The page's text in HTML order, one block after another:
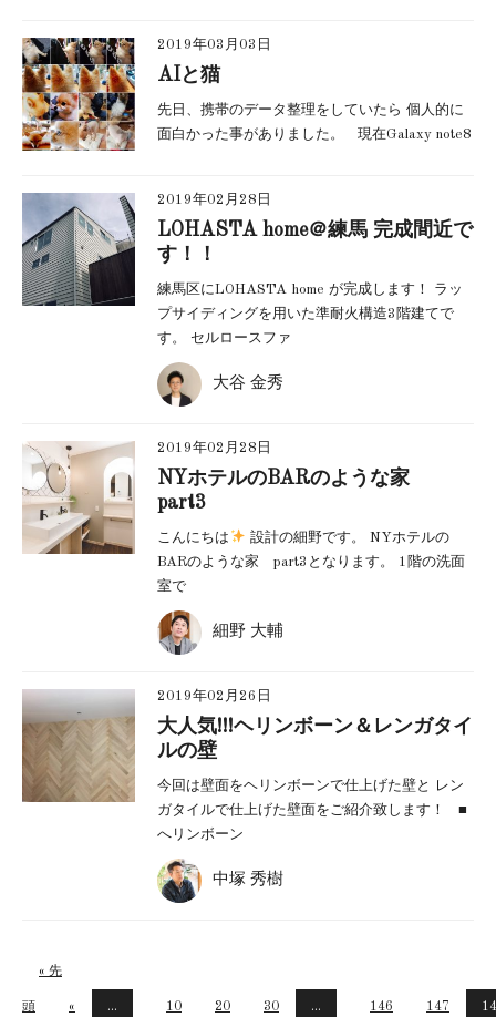
2019年03月03日
AIと猫
先日、携帯のデータ整理をしていたら 個人的に
面白かった事がありました。 現在Galaxy note8
2019年02月28日
LOHASTA home＠練馬 完成間近で
す！！
練馬区にLOHASTA home が完成します！ ラッ
プサイディングを用いた準耐火構造3階建てで
す。 セルロースファ
大谷 金秀
2019年02月28日
NYホテルのBARのような家
part3
こんにちは
設計の細野です。 NYホテルの
BARのような家 part3となります。 1階の洗面
室で
細野 大輔
2019年02月26日
大人気!!!ヘリンボーン＆レンガタイ
ルの壁
今回は壁面をヘリンボーンで仕上げた壁と レン
ガタイルで仕上げた壁面をご紹介致します！ ■
へリンボーン
中塚 秀樹
« 先
頭 « ... 10 20 30 ... 146 147